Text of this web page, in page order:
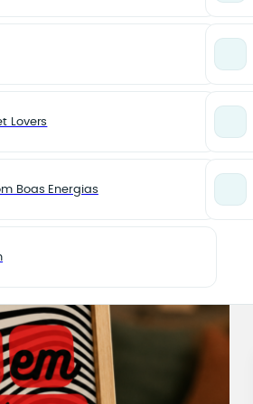
Lovers
Boas Energias